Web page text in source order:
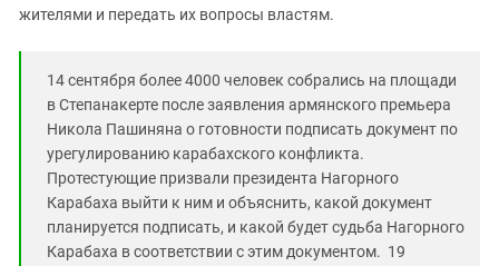
Северная Осетия - Алания
Ставропольский край
Чечня
Южная Осетия
Южный Кавказ
жителями и передать их вопросы властям.
14 сентября более 4000 человек собрались на площади
в Степанакерте после заявления армянского премьера
Никола Пашиняна о готовности подписать документ по
урегулированию карабахского конфликта.
Протестующие призвали президента Нагорного
Карабаха выйти к ним и объяснить, какой документ
планируется подписать, и какой будет судьба Нагорного
Карабаха в соответствии с этим документом. 19